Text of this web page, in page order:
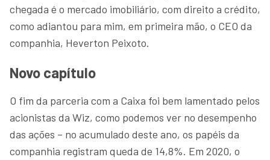
chegada é o mercado imobiliário, com direito a crédito,
como adiantou para mim, em primeira mão, o CEO da
companhia, Heverton Peixoto.
Novo capítulo
O fim da parceria com a Caixa foi bem lamentado pelos
acionistas da Wiz, como podemos ver no desempenho
das ações – no acumulado deste ano, os papéis da
companhia registram queda de 14,8%. Em 2020, o